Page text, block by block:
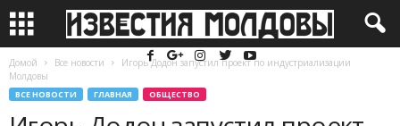
Домой Все новости
Игорь Додон запустил проект по индустриализации
Молдовы
ВСЕ НОВОСТИ ГЛАВНАЯ ОБЩЕСТВО